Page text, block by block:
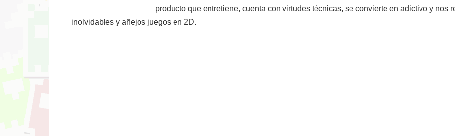
producto que entretiene, cuenta con virtudes técnicas, se convierte en adictivo y nos
inolvidables y añejos juegos en 2D.